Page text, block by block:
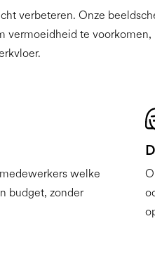
verbeteren. Onze
te voorkomen,
welke
budget, zonder